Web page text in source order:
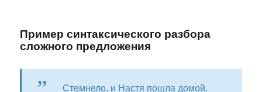
Пример синтаксического разбора
сложного предложения
Стемнело, и Настя пошла домой.